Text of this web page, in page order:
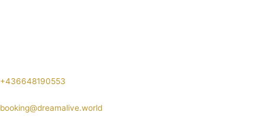
+436648190553
booking@dreamalive.world